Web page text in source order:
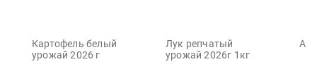
Картофель белый
урожай 2026 г
Лук репчатый
урожай 2026г 1кг